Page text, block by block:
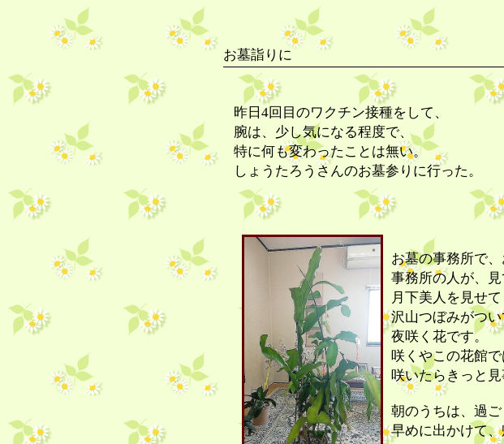
お墓詣りに
昨日4回目のワクチン接種をして、
腕は、少し気になる程度で、
特に何も変わったことは無い。
しょうたろうさんのお墓参りに行った。
お墓の事務所で
事務所の人が、見
月下美人を見せて
沢山つぼみがつい
夜咲く花です。
咲くやこの花館
咲いたらきっと見
朝のうちは、過
早めに出かけて